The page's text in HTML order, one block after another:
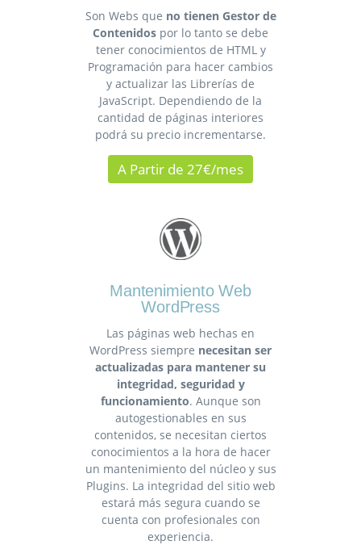
Son Webs que no tienen Gestor de
Contenidos por lo tanto se debe
tener conocimientos de HTML y
Programación para hacer cambios
y actualizar las Librerías de
JavaScript. Dependiendo de la
cantidad de páginas interiores
podrá su precio incrementarse.
A Partir de 27€/mes
Mantenimiento Web
WordPress
Las páginas web hechas en
WordPress siempre necesitan ser
actualizadas para mantener su
integridad, seguridad y
funcionamiento. Aunque son
autogestionables en sus
contenidos, se necesitan ciertos
conocimientos a la hora de hacer
un mantenimiento del núcleo y sus
Plugins. La integridad del sitio web
estará más segura cuando se
cuenta con profesionales con
experiencia.